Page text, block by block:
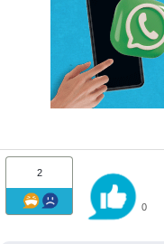
2
0